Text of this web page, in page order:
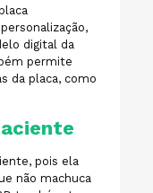
digital da
permite
da placa, como
pois ela
não machuca